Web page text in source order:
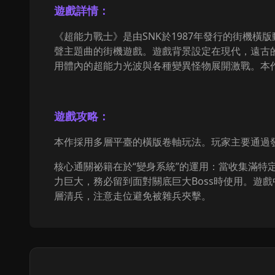
遊戲詳情：
《超能力戰士》是由SNK於1987年發行的街機橫
聲主題曲的街機遊戲。遊戲背景設定在現代，遠
用體內的超能力光波與各種變異怪物展開激戰。
遊戲攻略：
本作採用多層平臺的橫版卷軸玩法。玩家主要通
核心通關祕籍在於“變身系統”的運用：當收集滿
力巨大，務必留到面對關底巨大Boss時使用。遊
層清兵，注意走位避免被雜兵夾擊。